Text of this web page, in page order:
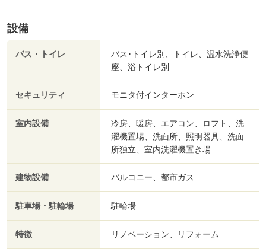
設備
バス・トイレ
バス･トイレ別、トイレ、温水洗浄便
座、浴トイレ別
セキュリティ モニタ付インターホン
室内設備
冷房、暖房、エアコン、ロフト、洗
濯機置場、洗面所、照明器具、洗面
所独立、室内洗濯機置き場
建物設備 バルコニー、都市ガス
駐車場・駐輪場 駐輪場
特徴 リノベーション、リフォーム